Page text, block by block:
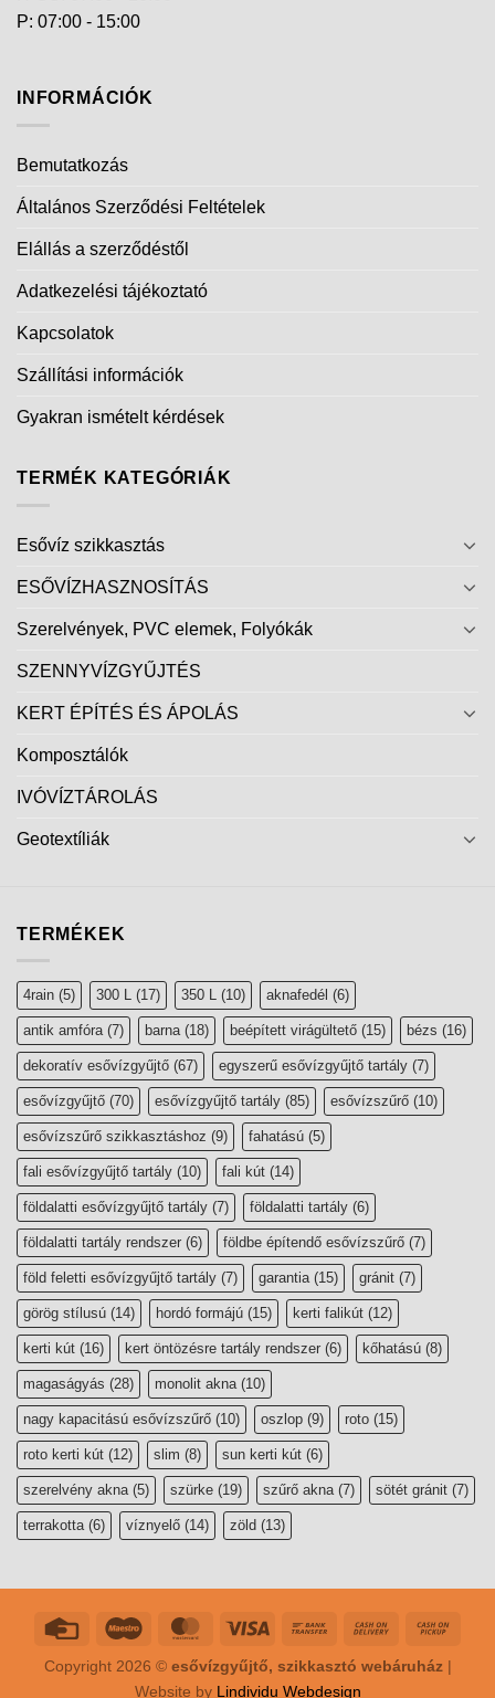
P: 07:00 - 15:00
INFORMÁCIÓK
Bemutatkozás
Általános Szerződési Feltételek
Elállás a szerződéstől
Adatkezelési tájékoztató
Kapcsolatok
Szállítási információk
Gyakran ismételt kérdések
TERMÉK KATEGÓRIÁK
Esővíz szikkasztás
ESŐVÍZHASZNOSÍTÁS
Szerelvények, PVC elemek, Folyókák
SZENNYVÍZGYŰJTÉS
KERT ÉPÍTÉS ÉS ÁPOLÁS
Komposztálók
IVÓVÍZTÁROLÁS
Geotextíliák
TERMÉKEK
4rain (5) 300 L (17) 350 L (10) aknafedél (6)
antik amfóra(7) barna(18) beépített virágültető (15) bézs (16)
dekoratív esővízgyűjtő (67) egyszerű esővízgyűjtő tartály (7)
esővízgyűjtő (70) esővízgyűjtő tartály (85) esővízszűrő (10)
esővízszűrő szikkasztáshoz (9) fahatású (5)
fali esővízgyűjtő tartály (10) fali kút (14)
földalatti esővízgyűjtő tartály (7) földalatti tartály (6)
földalatti tartály rendszer (6) földbe építendő esővízszűrő (7)
föld feletti esővízgyűjtő tartály (7) garantia(15) gránit (7)
görög stílusú (14) hordó formájú (15) kerti falikút (12)
kerti kút (16) kert öntözésre tartály rendszer (6) kőhatású (8)
magaságyás (28) monolit akna(10)
nagy kapacitású esővízszűrő (10) oszlop (9) roto (15)
roto kerti kút (12) slim (8) sun kerti kút (6)
szerelvény akna(5) szürke (19) szűrő akna(7) sötét gránit (7)
terrakotta(6) víznyelő (14) zöld (13)
Copyright 2026 © esővízgyűjtő, szikkasztó webáruház|
Website by Lindividu Webdesign